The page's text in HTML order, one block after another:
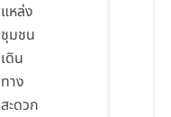
แหล่ง
ชุมชน
เดิน
ทาง
สะดวก